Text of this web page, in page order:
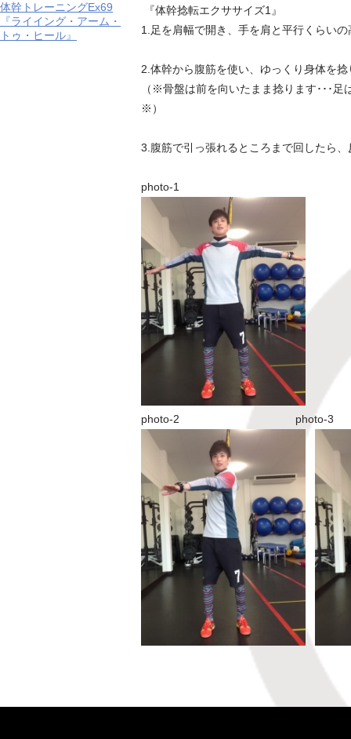
体幹トレーニングEx69
『ライイング・アーム・
トゥ・ヒール』
『体幹捻転エクササイズ1』
1.足を肩幅で開き、手を肩と平行くらい
2.体幹から腹筋を使い、ゆっくり身体を
（※骨盤は前を向いたまま捻ります･･･
※）
3.腹筋で引っ張れるところまで回したら
photo-1
photo-2 photo-3